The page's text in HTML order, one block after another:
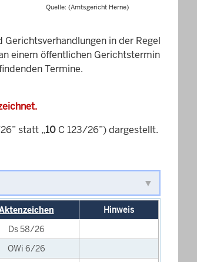
Quelle: (Amtsgericht Herne)
in der Regel
einem öffentlichen Gerichtstermin
Termine.
statt „10 C 123/26”) dargestellt.
Hinweis
Ds 58/26
OWi 6/26